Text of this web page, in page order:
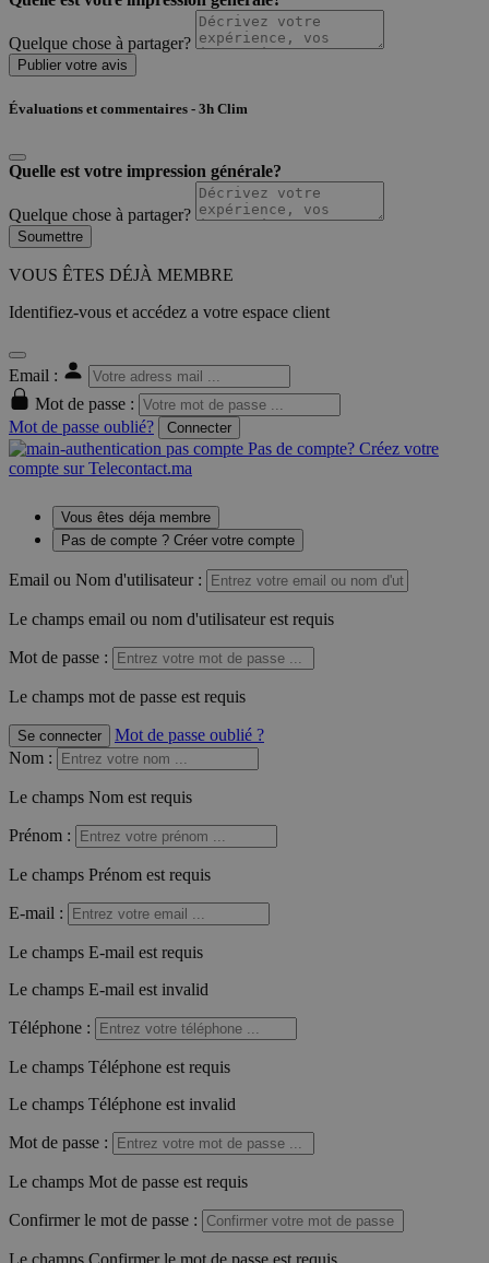
Quelque chose à partager?
Publier votre avis
Évaluations et commentaires - 3h Clim
Quelle est votre impression générale?
Quelque chose à partager?
Soumettre
VOUS ÊTES DÉJÀ MEMBRE
Identifiez-vous et accédez a votre espace client
Email :
Mot de passe :
Mot de passe oublié?
Connecter
Pas de compte? Créez votre
compte sur Telecontact.ma
Vous êtes déja membre
Pas de compte ? Créer votre compte
Email ou Nom d'utilisateur :
Le champs email ou nom d'utilisateur est requis
Mot de passe :
Le champs mot de passe est requis
Se connecter
Mot de passe oublié ?
Nom :
Le champs Nom est requis
Prénom :
Le champs Prénom est requis
E-mail :
Le champs E-mail est requis
Le champs E-mail est invalid
Téléphone :
Le champs Téléphone est requis
Le champs Téléphone est invalid
Mot de passe :
Le champs Mot de passe est requis
Confirmer le mot de passe :